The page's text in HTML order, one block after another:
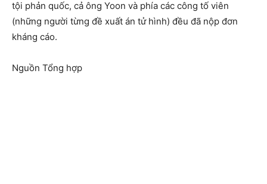
tội phản quốc, cả ông Yoon và phía các công tố viên
(những người từng đề xuất án tử hình) đều đã nộp đơn
kháng cáo.
Nguồn Tổng hợp